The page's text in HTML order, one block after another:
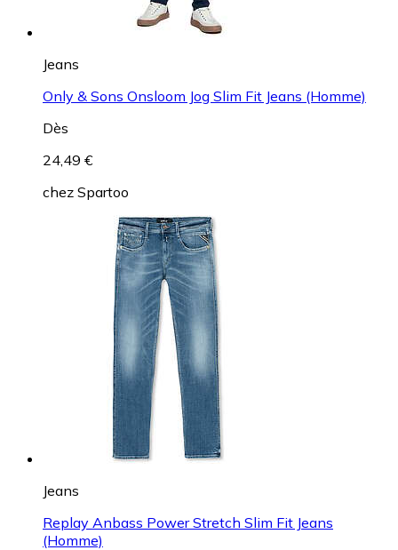
Jeans
Only & Sons Onsloom Jog Slim Fit Jeans (Homme)
Dès
24,49 €
chez Spartoo
Jeans
Replay Anbass Power Stretch Slim Fit Jeans
(Homme)